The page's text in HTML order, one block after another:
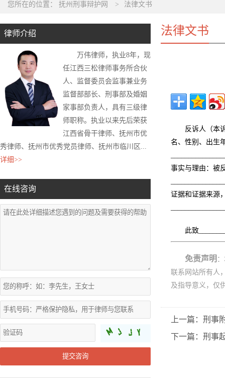
您所在的位置： 抚州刑事辩护网 > 法律文书
律师介绍
万伟律师，执业8年，现
任江西三松律师事务所合伙
人、监督委员会监事兼业务
监督部部长、刑事部及婚姻
家事部负责人，具有三级律
师职称。执业以来先后荣获
江西省骨干律师、抚州市优
秀律师、抚州市优秀党员律师、抚州市临川区...
详细>>
在线咨询
提交咨询
法律文书
反诉人（本
名、性别、出生
事实与理由：被
证据和证据来源
此致
免责声明
联系网站所有人
及指导意义，仅
上一篇：刑事
下一篇：刑事